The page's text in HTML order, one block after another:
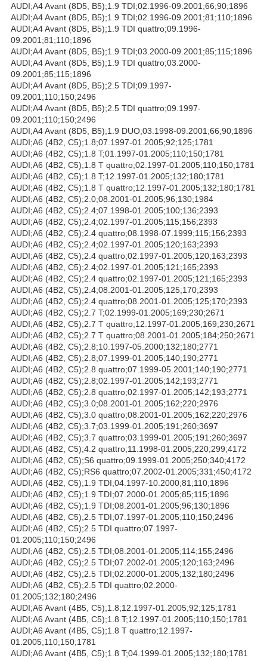
AUDI;A4 Avant (8D5, B5);1.9 TDI;02.1996-09.2001;66;90;1896
AUDI;A4 Avant (8D5, B5);1.9 TDI;02.1996-09.2001;81;110;1896
AUDI;A4 Avant (8D5, B5);1.9 TDI quattro;09.1996-
09.2001;81;110;1896
AUDI;A4 Avant (8D5, B5);1.9 TDI;03.2000-09.2001;85;115;1896
AUDI;A4 Avant (8D5, B5);1.9 TDI quattro;03.2000-
09.2001;85;115;1896
AUDI;A4 Avant (8D5, B5);2.5 TDI;09.1997-
09.2001;110;150;2496
AUDI;A4 Avant (8D5, B5);2.5 TDI quattro;09.1997-
09.2001;110;150;2496
AUDI;A4 Avant (8D5, B5);1.9 DUO;03.1998-09.2001;66;90;1896
AUDI;A6 (4B2, C5);1.8;07.1997-01.2005;92;125;1781
AUDI;A6 (4B2, C5);1.8 T;01.1997-01.2005;110;150;1781
AUDI;A6 (4B2, C5);1.8 T quattro;02.1997-01.2005;110;150;1781
AUDI;A6 (4B2, C5);1.8 T;12.1997-01.2005;132;180;1781
AUDI;A6 (4B2, C5);1.8 T quattro;12.1997-01.2005;132;180;1781
AUDI;A6 (4B2, C5);2.0;08.2001-01.2005;96;130;1984
AUDI;A6 (4B2, C5);2.4;07.1998-01.2005;100;136;2393
AUDI;A6 (4B2, C5);2.4;02.1997-01.2005;115;156;2393
AUDI;A6 (4B2, C5);2.4 quattro;08.1998-07.1999;115;156;2393
AUDI;A6 (4B2, C5);2.4;02.1997-01.2005;120;163;2393
AUDI;A6 (4B2, C5);2.4 quattro;02.1997-01.2005;120;163;2393
AUDI;A6 (4B2, C5);2.4;02.1997-01.2005;121;165;2393
AUDI;A6 (4B2, C5);2.4 quattro;02.1997-01.2005;121;165;2393
AUDI;A6 (4B2, C5);2.4;08.2001-01.2005;125;170;2393
AUDI;A6 (4B2, C5);2.4 quattro;08.2001-01.2005;125;170;2393
AUDI;A6 (4B2, C5);2.7 T;02.1999-01.2005;169;230;2671
AUDI;A6 (4B2, C5);2.7 T quattro;12.1997-01.2005;169;230;2671
AUDI;A6 (4B2, C5);2.7 T quattro;08.2001-01.2005;184;250;2671
AUDI;A6 (4B2, C5);2.8;10.1997-05.2000;132;180;2771
AUDI;A6 (4B2, C5);2.8;07.1999-01.2005;140;190;2771
AUDI;A6 (4B2, C5);2.8 quattro;07.1999-05.2001;140;190;2771
AUDI;A6 (4B2, C5);2.8;02.1997-01.2005;142;193;2771
AUDI;A6 (4B2, C5);2.8 quattro;02.1997-01.2005;142;193;2771
AUDI;A6 (4B2, C5);3.0;08.2001-01.2005;162;220;2976
AUDI;A6 (4B2, C5);3.0 quattro;08.2001-01.2005;162;220;2976
AUDI;A6 (4B2, C5);3.7;03.1999-01.2005;191;260;3697
AUDI;A6 (4B2, C5);3.7 quattro;03.1999-01.2005;191;260;3697
AUDI;A6 (4B2, C5);4.2 quattro;11.1998-01.2005;220;299;4172
AUDI;A6 (4B2, C5);S6 quattro;09.1999-01.2005;250;340;4172
AUDI;A6 (4B2, C5);RS6 quattro;07.2002-01.2005;331;450;4172
AUDI;A6 (4B2, C5);1.9 TDI;04.1997-10.2000;81;110;1896
AUDI;A6 (4B2, C5);1.9 TDI;07.2000-01.2005;85;115;1896
AUDI;A6 (4B2, C5);1.9 TDI;08.2001-01.2005;96;130;1896
AUDI;A6 (4B2, C5);2.5 TDI;07.1997-01.2005;110;150;2496
AUDI;A6 (4B2, C5);2.5 TDI quattro;07.1997-
01.2005;110;150;2496
AUDI;A6 (4B2, C5);2.5 TDI;08.2001-01.2005;114;155;2496
AUDI;A6 (4B2, C5);2.5 TDI;07.2002-01.2005;120;163;2496
AUDI;A6 (4B2, C5);2.5 TDI;02.2000-01.2005;132;180;2496
AUDI;A6 (4B2, C5);2.5 TDI quattro;02.2000-
01.2005;132;180;2496
AUDI;A6 Avant (4B5, C5);1.8;12.1997-01.2005;92;125;1781
AUDI;A6 Avant (4B5, C5);1.8 T;12.1997-01.2005;110;150;1781
AUDI;A6 Avant (4B5, C5);1.8 T quattro;12.1997-
01.2005;110;150;1781
AUDI;A6 Avant (4B5, C5);1.8 T;04.1999-01.2005;132;180;1781